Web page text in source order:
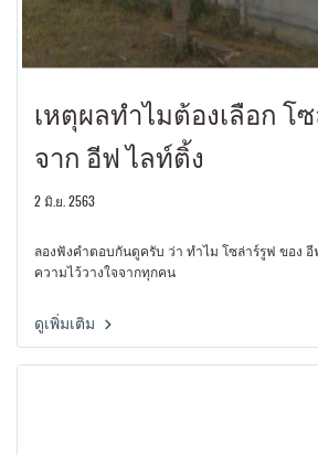
เหตุผลทำไมต้องเลือก โ
จาก อีฟ ไลท์ติ้ง
2 มิ.ย. 2563
ลองฟังคำตอบกันดูครับ ว่า ทำไม โซล่าร์รูฟ ของ
ความไว้วางใจจากทุกคน
ดูเพิ่มเติม